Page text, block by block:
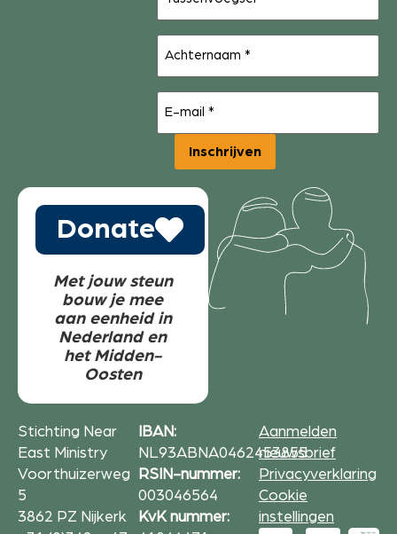
Achternaam
E-
mail(Vereist)
Inschrijven
Donate
Met jouw steun
bouw je mee
aan eenheid in
Nederland en
het Midden-
Oosten
Stichting Near
East Ministry
Voorthuizerweg
5
3862 PZ Nijkerk
IBAN:
NL93ABNA0462453855
RSIN-nummer:
003046564
KvK nummer:
Aanmelden
nieuwsbrief
Privacyverklaring
Cookie
instellingen